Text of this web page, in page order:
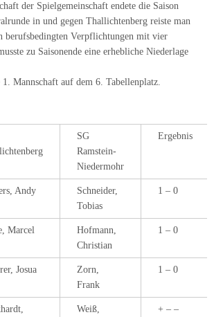
der Spielgemeinschaft endete die Saison
in und gegen Thallichtenberg reiste man
berufsbedingten Verpflichtungen mit vier
zu Saisonende eine erhebliche Niederlage
1. Mannschaft auf dem 6. Tabellenplatz.
SG
Ramstein-
Niedermohr
Ergebnis
Andy
Schneider,
Tobias
1 – 0
Marcel
Hofmann,
Christian
1 – 0
Josua
Zorn,
Frank
1 – 0
Weiß, + – –